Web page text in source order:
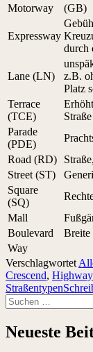
Motorway (GB)
Expressway
durch
Lane (LN)
z.B.
Platz
Terrace
(TCE)
Straße
Parade
(PDE)
Road (RD)
Street (ST)
Square
(SQ)
Mall
Boulevard
Breite
Way
Verschlagwortet
Crescend,
Straßentypen
Suchen
nach:
Neueste